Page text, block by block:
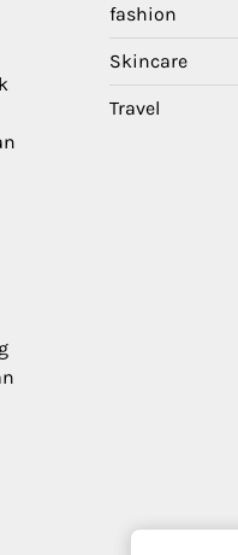
fashion
Skincare
Travel